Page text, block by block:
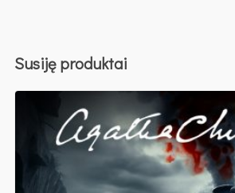
Susiję produktai